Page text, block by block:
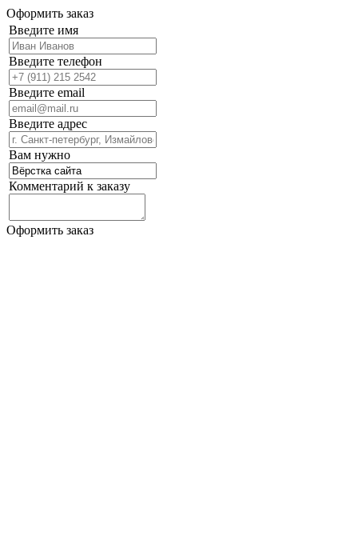
Оформить заказ
Введите имя
Введите телефон
Введите email
Введите адрес
Вам нужно
Комментарий к заказу
Оформить заказ